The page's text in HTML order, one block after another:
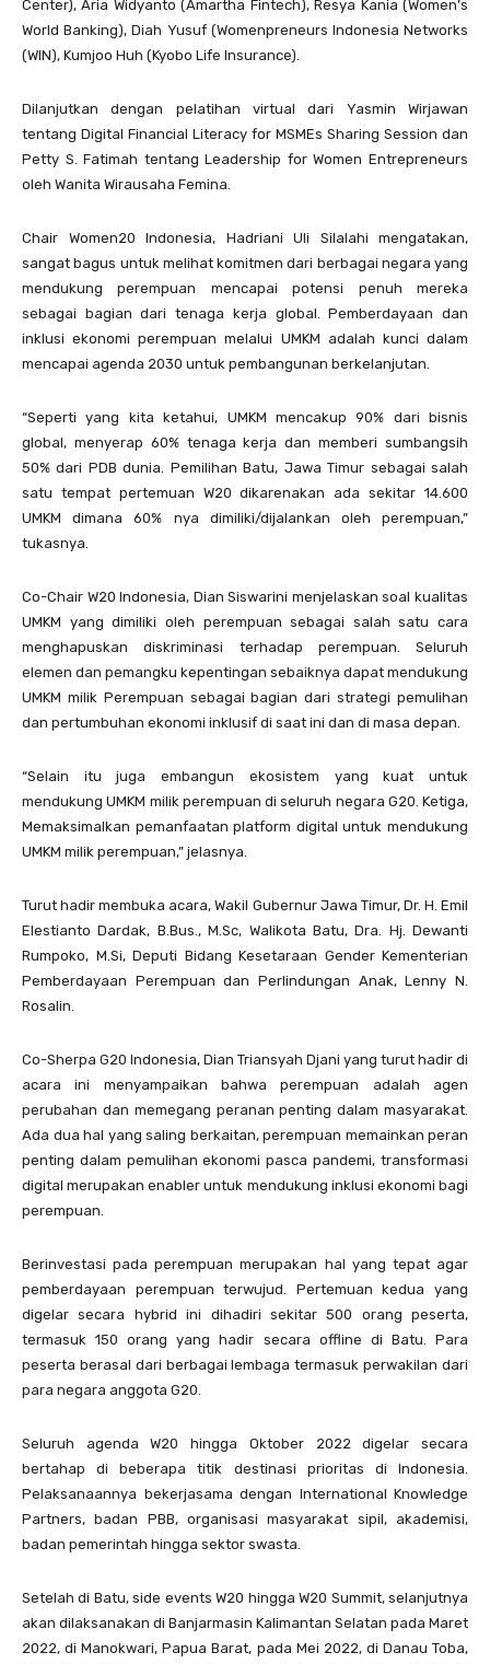
Center), Aria Widyanto (Amartha Fintech), Resya Kania (Women’s
World Banking), Diah Yusuf (Womenpreneurs Indonesia Networks
(WIN), Kumjoo Huh (Kyobo Life Insurance).
Dilanjutkan dengan pelatihan virtual dari Yasmin Wirjawan
tentang Digital Financial Literacy for MSMEs Sharing Session dan
Petty S. Fatimah tentang Leadership for Women Entrepreneurs
oleh Wanita Wirausaha Femina.
Chair Women20 Indonesia, Hadriani Uli Silalahi mengatakan,
sangat bagus untuk melihat komitmen dari berbagai negara yang
mendukung perempuan mencapai potensi penuh mereka
sebagai bagian dari tenaga kerja global. Pemberdayaan dan
inklusi ekonomi perempuan melalui UMKM adalah kunci dalam
mencapai agenda 2030 untuk pembangunan berkelanjutan.
“Seperti yang kita ketahui, UMKM mencakup 90% dari bisnis
global, menyerap 60% tenaga kerja dan memberi sumbangsih
50% dari PDB dunia. Pemilihan Batu, Jawa Timur sebagai salah
satu tempat pertemuan W20 dikarenakan ada sekitar 14.600
UMKM dimana 60% nya dimiliki/dijalankan oleh perempuan,”
tukasnya.
Co-Chair W20 Indonesia, Dian Siswarini menjelaskan soal kualitas
UMKM yang dimiliki oleh perempuan sebagai salah satu cara
menghapuskan diskriminasi terhadap perempuan. Seluruh
elemen dan pemangku kepentingan sebaiknya dapat mendukung
UMKM milik Perempuan sebagai bagian dari strategi pemulihan
dan pertumbuhan ekonomi inklusif di saat ini dan di masa depan.
“Selain itu juga embangun ekosistem yang kuat untuk
mendukung UMKM milik perempuan di seluruh negara G20. Ketiga,
Memaksimalkan pemanfaatan platform digital untuk mendukung
UMKM milik perempuan,” jelasnya.
Turut hadir membuka acara, Wakil Gubernur Jawa Timur, Dr. H. Emil
Elestianto Dardak, B.Bus., M.Sc, Walikota Batu, Dra. Hj. Dewanti
Rumpoko, M.Si, Deputi Bidang Kesetaraan Gender Kementerian
Pemberdayaan Perempuan dan Perlindungan Anak, Lenny N.
Rosalin.
Co-Sherpa G20 Indonesia, Dian Triansyah Djani yang turut hadir di
acara ini menyampaikan bahwa perempuan adalah agen
perubahan dan memegang peranan penting dalam masyarakat.
Ada dua hal yang saling berkaitan, perempuan memainkan peran
penting dalam pemulihan ekonomi pasca pandemi, transformasi
digital merupakan enabler untuk mendukung inklusi ekonomi bagi
perempuan.
Berinvestasi pada perempuan merupakan hal yang tepat agar
pemberdayaan perempuan terwujud. Pertemuan kedua yang
digelar secara hybrid ini dihadiri sekitar 500 orang peserta,
termasuk 150 orang yang hadir secara offline di Batu. Para
peserta berasal dari berbagai lembaga termasuk perwakilan dari
para negara anggota G20.
Seluruh agenda W20 hingga Oktober 2022 digelar secara
bertahap di beberapa titik destinasi prioritas di Indonesia.
Pelaksanaannya bekerjasama dengan International Knowledge
Partners, badan PBB, organisasi masyarakat sipil, akademisi,
badan pemerintah hingga sektor swasta.
Setelah di Batu, side events W20 hingga W20 Summit, selanjutnya
akan dilaksanakan di Banjarmasin Kalimantan Selatan pada Maret
2022, di Manokwari, Papua Barat, pada Mei 2022, di Danau Toba,